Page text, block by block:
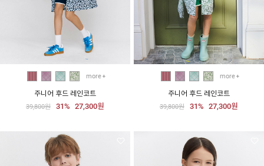
more
주니어 후드 레인코트
39,800원 31% 27,300원
more
주니어 후드 레인코트
39,800원 31% 27,300원